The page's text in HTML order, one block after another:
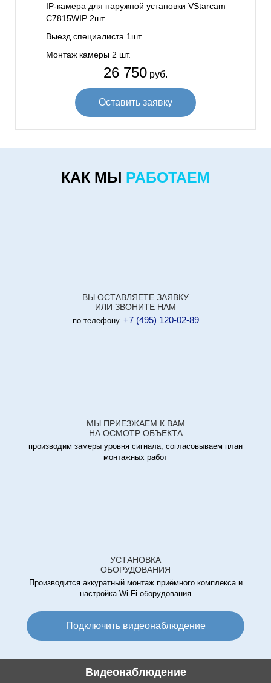
IP-камера для наружной установки VStarcam
C7815WIP 2шт.
Выезд специалиста 1шт.
Монтаж камеры 2 шт.
26 750 руб.
Оставить заявку
КАК МЫ РАБОТАЕМ
ВЫ ОСТАВЛЯЕТЕ ЗАЯВКУ
ИЛИ ЗВОНИТЕ НАМ
по телефону +7 (495) 120-02-89
МЫ ПРИЕЗЖАЕМ К ВАМ
НА ОСМОТР ОБЪЕКТА
производим замеры уровня сигнала, согласовываем план
монтажных работ
УСТАНОВКА
ОБОРУДОВАНИЯ
Производится аккуратный монтаж приёмного комплекса и
настройка Wi-Fi оборудования
Подключить видеонаблюдение
Видеонаблюдение